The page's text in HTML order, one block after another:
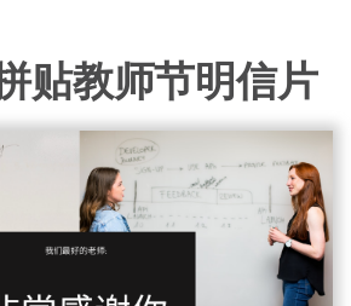
贴教师节明信片